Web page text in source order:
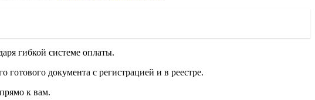
гибкой системе оплаты.
документа с регистрацией и в реестре.
к вам.